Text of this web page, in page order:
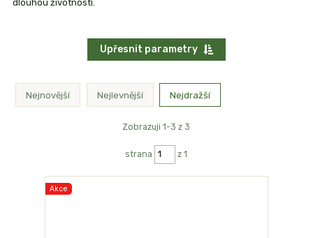
dlouhou životností.
Upřesnit parametry
Nejnovější Nejlevnější Nejdražší
Zobrazuji 1-3 z 3
strana z 1
Akce